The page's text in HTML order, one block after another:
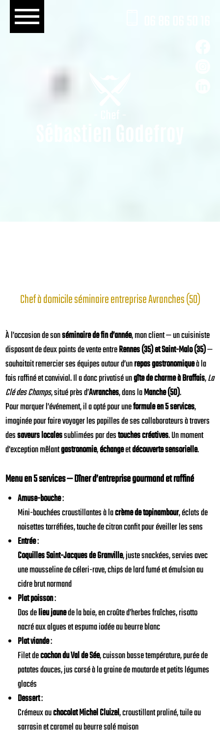
Chef à domicile séminaire entreprise Avranches (50)
À l’occasion de sonséminaire de fin d’année, mon client — un cuisiniste
disposant de deux points de vente entreRennes (35) et Saint-Malo (35)—
souhaitait remercier ses équipes autour d’unrepas gastronomiqueà la
fois raffiné et convivial. Il a donc privatisé ungîte de charme à Braffais,La
Clé des Champs, situé près d’Avranches, dans laManche (50).
Pour marquer l’événement, il a opté pour uneformule en 5 services,
imaginée pour faire voyager les papilles de ses collaborateurs à travers
dessaveurs localessublimées par destouches créatives. Un moment
d'exception mêlantgastronomie,échangeetdécouverte sensorielle.
Menu en 5 services — Dîner d’entreprise gourmand et raffiné
Amuse-bouche:
Mini-bouchées croustillantes à lacrème de topinambour, éclats de
noisettes torréfiées, touche de citron confit pour éveiller les sens
Entrée:
Coquilles Saint-Jacques de Granville, juste snackées, servies avec
une mousseline de céleri-rave, chips de lard fumé et émulsion au
cidre brut normand
Plat poisson:
Dos delieu jaunede la baie, en croûte d’herbes fraîches, risotto
nacré aux algues et espuma iodée au beurre blanc
Plat viande:
Filet decochon du Val de Sée, cuisson basse température, purée de
patates douces, jus corsé à la graine de moutarde et petits légumes
glacés
Dessert:
Crémeux auchocolat Michel Cluizel, croustillant praliné, tuile au
sarrasin et caramel au beurre salé maison